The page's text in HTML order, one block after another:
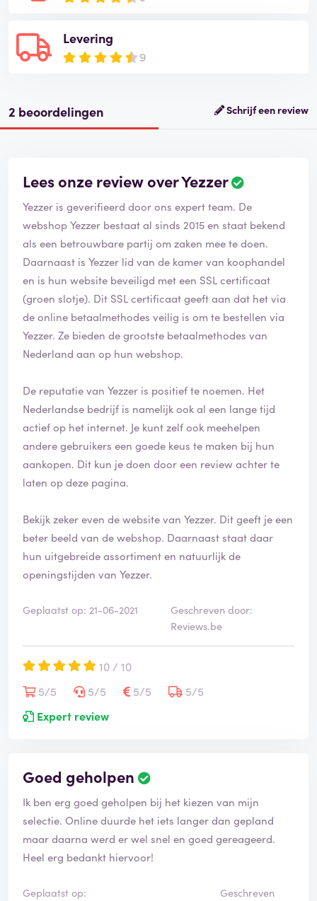
Levering
9
2 beoordelingen Schrijf een review
Lees onze review over Yezzer
Yezzer is geverifieerd door ons expert team. De
webshop Yezzer bestaat al sinds 2015 en staat bekend
als een betrouwbare partij om zaken mee te doen.
Daarnaast is Yezzer lid van de kamer van koophandel
en is hun website beveiligd met een SSL certificaat
(groen slotje). Dit SSL certificaat geeft aan dat het via
de online betaalmethodes veilig is om te bestellen via
Yezzer. Ze bieden de grootste betaalmethodes van
Nederland aan op hun webshop.
De reputatie van Yezzer is positief te noemen. Het
Nederlandse bedrijf is namelijk ook al een lange tijd
actief op het internet. Je kunt zelf ook meehelpen
andere gebruikers een goede keus te maken bij hun
aankopen. Dit kun je doen door een review achter te
laten op deze pagina.
Bekijk zeker even de website van Yezzer. Dit geeft je een
beter beeld van de webshop. Daarnaast staat daar
hun uitgebreide assortiment en natuurlijk de
openingstijden van Yezzer.
Geplaatst op: 21-06-2021
Geschreven door:
Reviews.be
10 / 10
5/5
5/5 5/5
5/5
Expert review
Goed geholpen
Ik ben erg goed geholpen bij het kiezen van mijn
selectie. Online duurde het iets langer dan gepland
maar daarna werd er wel snel en goed gereageerd.
Heel erg bedankt hiervoor!
Geplaatst op:
Geschreven